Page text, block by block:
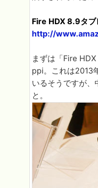
Fire HDX 8.9タブ
http://
まずは「Fire
ppi。これは2013
いるそうですが
と。